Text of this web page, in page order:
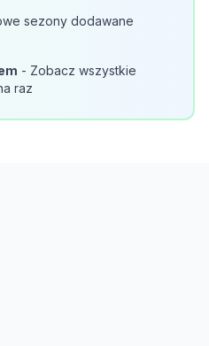
sezony dodawane
- Zobacz wszystkie
raz